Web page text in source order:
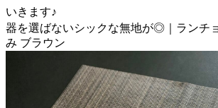
いきます♪
器を選ばないシックな無地が◎｜ランチ
み ブラウン